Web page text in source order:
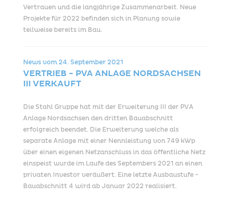
Vertrauen und die langjährige Zusammenarbeit. Neue
Projekte für 2022 befinden sich in Planung sowie
teilweise bereits im Bau.
News vom24. September 2021
VERTRIEB - PVA ANLAGE NORDSACHSEN
III VERKAUFT
Die Stahl Gruppe hat mit der Erweiterung III der PVA
Anlage Nordsachsen den dritten Bauabschnitt
erfolgreich beendet. Die Erweiterung welche als
separate Anlage mit einer Nennleistung von 749 kWp
über einen eigenen Netzanschluss in das öffentliche Netz
einspeist wurde im Laufe des Septembers 2021 an einen
privaten Investor veräußert. Eine letzte Ausbaustufe -
Bauabschnitt 4 wird ab Januar 2022 realisiert.